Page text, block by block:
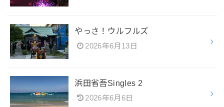
やっさ！ウルフルズ
2026年6月13日
浜田省吾Singles 2
2026年6月6日